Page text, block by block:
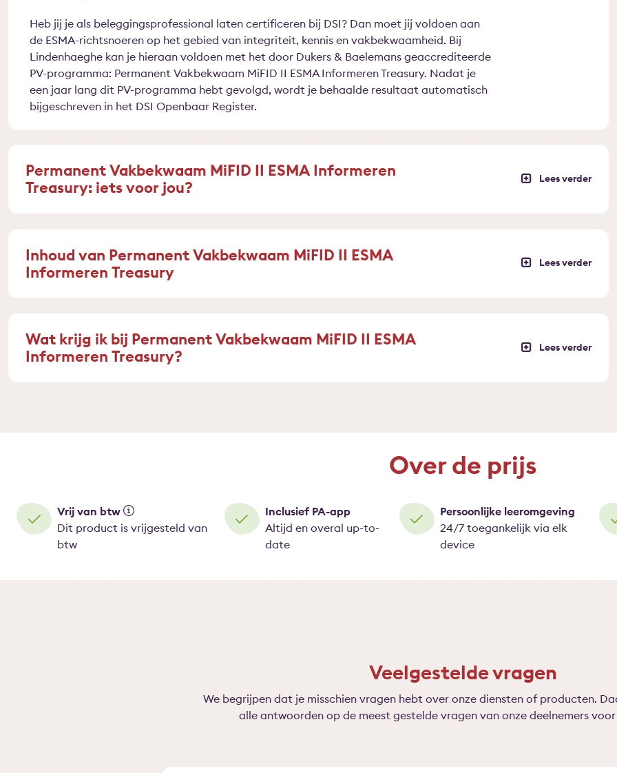
Heb jij je als beleggingsprofessional laten certificeren bij DSI? Dan moet jij voldoen aan
de ESMA-richtsnoeren op het gebied van integriteit, kennis en vakbekwaamheid. Bij
Lindenhaeghe kan je hieraan voldoen met het door Dukers & Baelemans geaccrediteerde
PV-programma: Permanent Vakbekwaam MiFID II ESMA Informeren Treasury. Nadat je
een jaar lang dit PV-programma hebt gevolgd, wordt je behaalde resultaat automatisch
bijgeschreven in het DSI Openbaar Register.
Permanent Vakbekwaam MiFID II ESMA Informeren
Treasury: iets voor jou?
Inhoud van Permanent Vakbekwaam MiFID II ESMA
Informeren Treasury
Wat krijg ik bij Permanent Vakbekwaam MiFID II ESMA
Informeren Treasury?
Over de prijs
Vrij van btw
Dit product is vrijgesteld van
btw
Inclusief PA-app
Altijd en overal up-to-
date
Persoonlijke leeromgeving
24/7 toegankelijk via elk
device
Veelgestelde vragen
We begrijpen dat je misschien vragen hebt over onze diensten of producten.
alle antwoorden op de meest gestelde vragen van onze deelnemers